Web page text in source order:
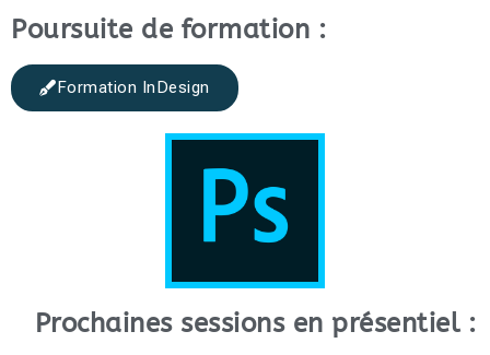
Poursuite de formation :
Formation InDesign
Prochaines sessions en présentiel :